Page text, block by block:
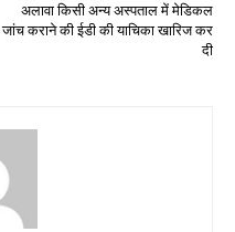
अलावा किसी अन्य अस्पताल में मेडिकल
जांच कराने की ईडी की याचिका खारिज कर
दी